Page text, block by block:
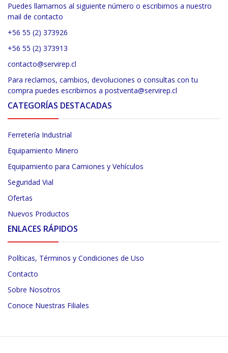
Puedes llamarnos al siguiente número o escribirnos a nuestro
mail de contacto
+56 55 (2) 373926
+56 55 (2) 373913
contacto@servirep.cl
Para reclamos, cambios, devoluciones o consultas con tu
compra puedes escribirnos a postventa@servirep.cl
CATEGORÍAS DESTACADAS
Ferretería Industrial
Equipamiento Minero
Equipamiento para Camiones y Vehículos
Seguridad Vial
Ofertas
Nuevos Productos
ENLACES RÁPIDOS
Políticas, Términos y Condiciones de Uso
Contacto
Sobre Nosotros
Conoce Nuestras Filiales